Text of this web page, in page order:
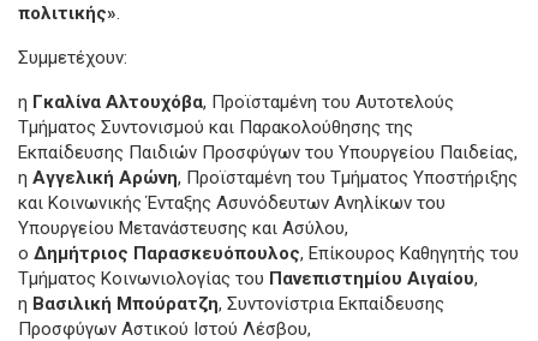
πολιτικής»
Συμμετέχουν:
η Γκαλίνα Αλτουχόβα, Προϊσταμένη του Αυτοτελούς
Τμήματος Συντονισμού και Παρακολούθησης της
Εκπαίδευσης Παιδιών Προσφύγων του Υπουργείου Παιδείας,
η Αγγελική Αρώνη, Προϊσταμένη του Τμήματος Υποστήριξης
και Κοινωνικής Ένταξης Ασυνόδευτων Ανηλίκων του
Υπουργείου Μετανάστευσης και Ασύλου,
ο Δημήτριος Παρασκευόπουλος, Επίκουρος Καθηγητής του
Τμήματος Κοινωνιολογίας του Πανεπιστημίου Αιγαίου,
η Βασιλική Μπούρατζη, Συντονίστρια Εκπαίδευσης
Προσφύγων Αστικού Ιστού Λέσβου,